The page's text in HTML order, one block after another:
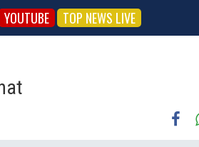
YOUTUBE TOP NEWS LIVE